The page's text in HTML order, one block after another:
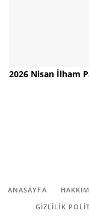
2026 Nisan İlham
ANASAYFA
GIZLILIK